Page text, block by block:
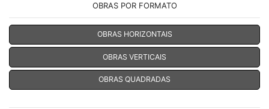
OBRAS POR FORMATO
OBRAS HORIZONTAIS
OBRAS VERTICAIS
OBRAS QUADRADAS